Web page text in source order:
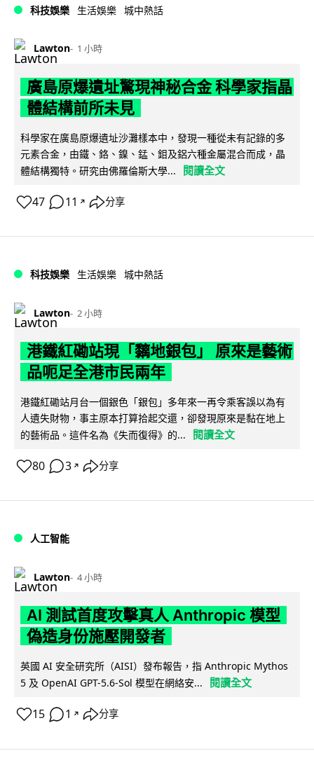
科技娛樂 生活娛樂 城中熱話
Lawton 1 小時
廣島原爆遺址驚現神秘合金 科學家指晶
體結構前所未見
科學家在廣島原爆遺址沙灘樣本中，發現一種從未有記錄的多
元素合金，由鐵、鉻、鎳、錳、鉬及鋁六種金屬混合而成，晶
體結構獨特。研究由佛羅倫斯大學...
閱讀全文
47 11 ↗ 分享
科技娛樂 生活娛樂 城中熱話
Lawton 2 小時
港鐵紅磡站現「黐地銀包」 原來是藝術
品呃足全港市民兩年
港鐵紅磡站月台一個銀色「銀包」多年來一再令乘客誤以為有
人遺失財物，事主原本打算拾起交還，卻發現原來是黏在地上
的藝術品。這件名為《失而復得》的...
閱讀全文
80 3 ↗ 分享
人工智能
Lawton 4 小時
AI 測試首度攻擊真人 Anthropic 模型
偽造身份施壓開發者
英國 AI 安全研究所（AISI）發布報告，指 Anthropic Mythos
5 及 OpenAI GPT-5.6-Sol 模型在網絡安...
閱讀全文
15 1 ↗ 分享